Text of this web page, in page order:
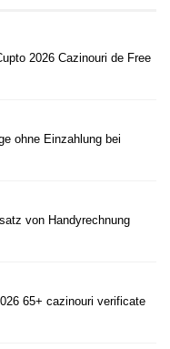
2026 Cazinouri de Free
ohne Einzahlung bei
von Handyrechnung
65+ cazinouri verificate